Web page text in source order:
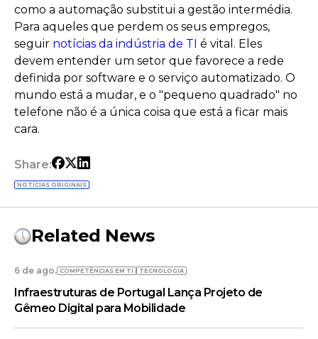
como a automação substitui a gestão intermédia.
Para aqueles que perdem os seus empregos,
seguir notícias da indústria de TI é vital. Eles
devem entender um setor que favorece a rede
definida por software e o serviço automatizado. O
mundo está a mudar, e o "pequeno quadrado" no
telefone não é a única coisa que está a ficar mais
cara.
Share:
NOTÍCIAS ORIGINAIS
Related News
6 de ago. COMPETÊNCIAS EM TI TECNOLOGIA
Infraestruturas de Portugal Lança Projeto de
Gêmeo Digital para Mobilidade